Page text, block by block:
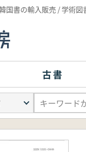
国書の輸入販売 / 学術図
古書